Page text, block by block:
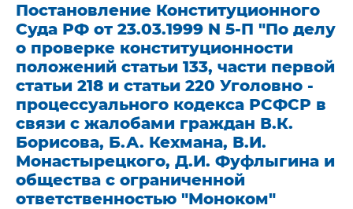
Постановление Конституционного
Суда РФ от 23.03.1999 N 5-П "По делу
о проверке конституционности
положений статьи 133, части первой
статьи 218 и статьи 220 Уголовно -
процессуального кодекса РСФСР в
связи с жалобами граждан В.К.
Борисова, Б.А. Кехмана, В.И.
Монастырецкого, Д.И. Фуфлыгина и
общества с ограниченной
ответственностью "Моноком"